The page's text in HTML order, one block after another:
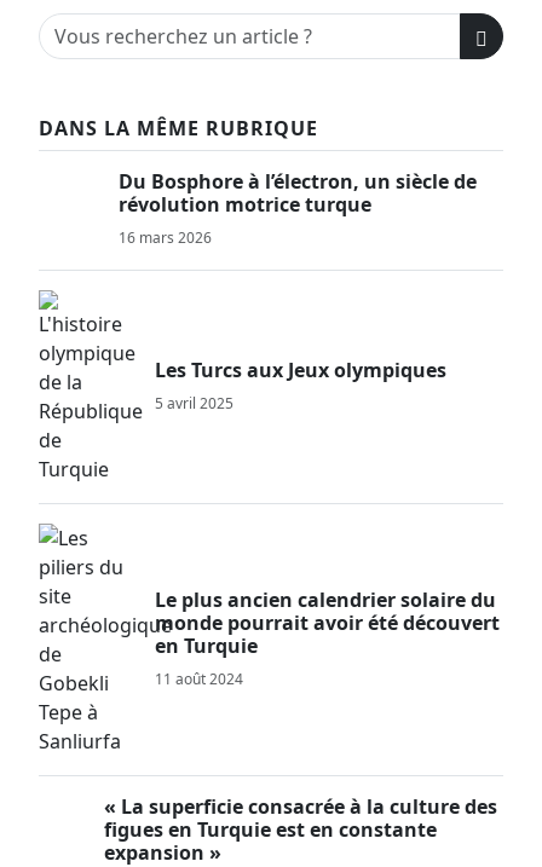
DANS LA MÊME RUBRIQUE
Du Bosphore à l’électron, un siècle de
révolution motrice turque
16 mars 2026
Les Turcs aux Jeux olympiques
5 avril 2025
Le plus ancien calendrier solaire du
monde pourrait avoir été découvert
en Turquie
11 août 2024
« La superficie consacrée à la culture des
figues en Turquie est en constante
expansion »